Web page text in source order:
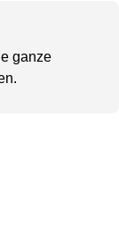
ganze